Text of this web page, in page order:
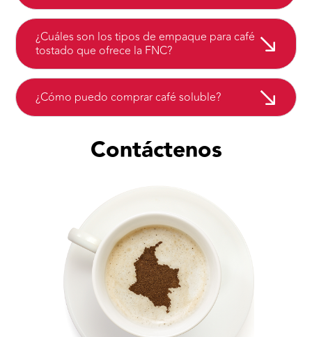
¿Cuáles son los tipos de empaque para café
tostado que ofrece la FNC?
¿Cómo puedo comprar café soluble?
Contáctenos